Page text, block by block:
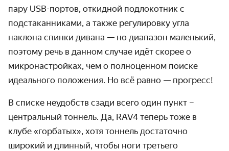
пару USB-портов, откидной подлокотник с
подстаканниками, а также регулировку угла
наклона спинки дивана — но диапазон маленький,
поэтому речь в данном случае идёт скорее о
микронастройках, чем о полноценном поиске
идеального положения. Но всё равно — прогресс!
В списке неудобств сзади всего один пункт –
центральный тоннель. Да, RAV4 теперь тоже в
клубе «горбатых», хотя тоннель достаточно
широкий и длинный, чтобы ноги третьего